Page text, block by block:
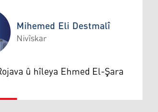
Destmalî
Mihemed Eli Destmalî
Nivîskar
û hîleya Ehmed El-Şara